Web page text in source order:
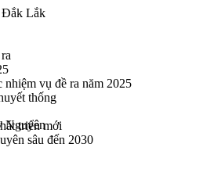
Đắk Lắk
vụ đề ra năm 2025
thống
triển mới
sâu đến 2030
Nguyên